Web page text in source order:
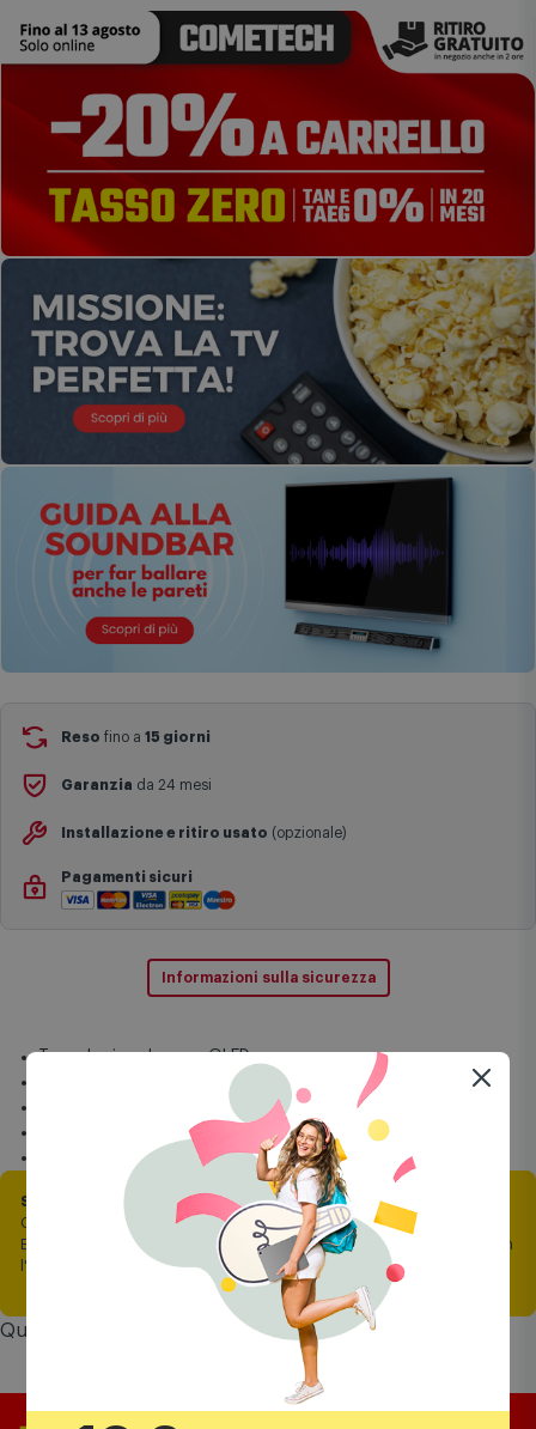
Reso fino a 15 giorni
Garanzia da 24 mesi
Installazione e ritiro usato (opzionale)
Pagamenti sicuri
Informazioni sulla sicurezza
Tecnologia schermo: QLED
Risoluzione: 1920 x 1080 Pixel
Smart TV con soluzione Vidaa
Special Features: Future Proof
SOLO ONLINE | Fino al 13 agosto
Ottieni -20% di sconto direttamente a carrello, solo con Comet Mia.
Effettua il login e collega la tessera al tuo account prima di procedere con
l'ordine.
Questo prodotto vale fino a94 puntiComet Mia